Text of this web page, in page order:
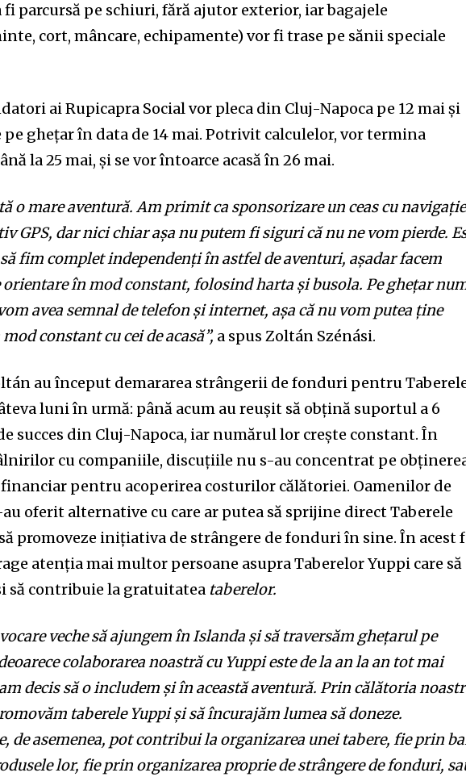
Cititori Cititori
fi parcursă pe schiuri, fără ajutor exterior, iar bagajele
cort, mâncare, echipamente) vor fi trase pe sănii speciale
ai Rupicapra Social vor pleca din Cluj-Napoca pe 12 mai și
pe ghețar în data de 14 mai. Potrivit calculelor, vor termina
la 25 mai, și se vor întoarce acasă în 26 mai.
o mare aventură. Am primit ca sponsorizare un ceas cu
GPS, dar nici chiar așa nu putem fi siguri că nu ne vom pierde.
fim complet independenți în astfel de aventuri, așadar facem
orientare în mod constant, folosind harta și busola. Pe ghețar
avea semnal de telefon și internet, așa că nu vom putea ține
constant cu cei de acasă”, a spus Zoltán Szénási.
au început demararea strângerii de fonduri pentru
luni în urmă: până acum au reușit să obțină suportul a 6
succes din Cluj-Napoca, iar numărul lor crește constant. În
cu companiile, discuțiile nu s-au concentrat pe
pentru acoperirea costurilor călătoriei. Oamenilor de
oferit alternative cu care ar putea să sprijine direct Taberele
promoveze inițiativa de strângere de fonduri în sine. În acest
atenția mai multor persoane asupra Taberelor Yuppi care să
să contribuie la gratuitatea taberelor.
veche să ajungem în Islanda și să traversăm ghețarul pe
colaborarea noastră cu Yuppi este de la an la an tot mai
decis să o includem și în această aventură. Prin călătoria
taberele Yuppi și să încurajăm lumea să doneze.
de asemenea, pot contribui la organizarea unei tabere, fie prin
lor, fie prin organizarea proprie de strângere de fonduri,